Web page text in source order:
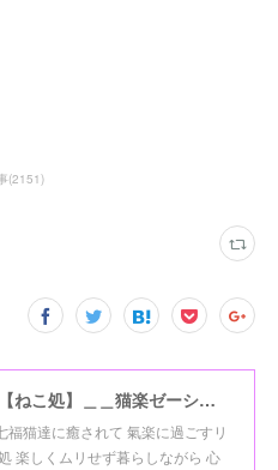
(2151)
抜針与楽＿＿【ねこ処】＿＿猫楽ゼーションHome☆
福猫達に癒されて 氣楽に過ごすリ
楽しくムリせず暮らしながら 心